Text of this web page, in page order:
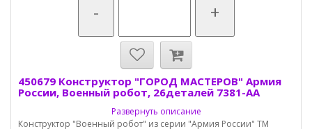
- +
450679 Конструктор "ГОРОД МАСТЕРОВ" Армия
России, Военный робот, 26деталей 7381-АА
Развернуть описание
Конструктор "Военный робот" из серии "Армия России" ТМ